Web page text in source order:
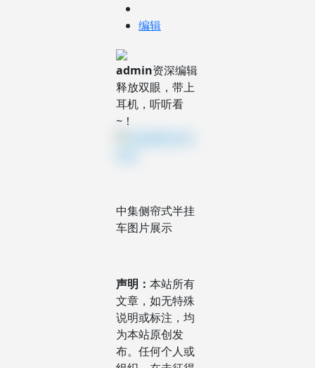
编辑
admin资深编辑
释放双眼，带上
耳机，听听看
~！
中集侧帘式半挂
车图片展示
声明： 本站所有
文章，如无特殊
说明或标注，均
为本站原创发
布。任何个人或